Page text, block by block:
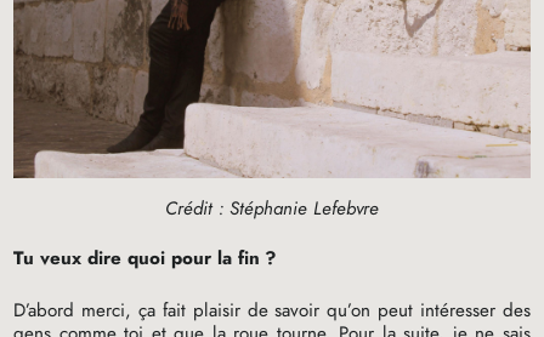
Crédit : Stéphanie Lefebvre
Tu veux dire quoi pour la fin ?
D’abord merci, ça fait plaisir de savoir qu’on peut intéresser des